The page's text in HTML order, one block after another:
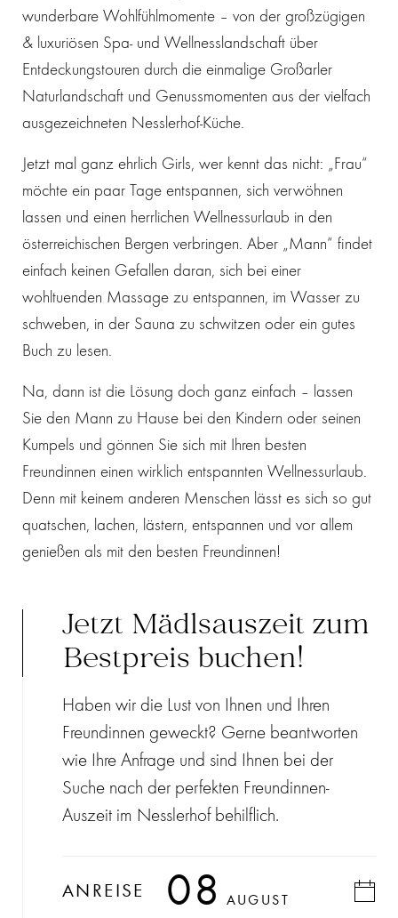
wunderbare Wohlfühlmomente – von der großzügigen
& luxuriösen Spa- und Wellnesslandschaft über
Entdeckungstouren durch die einmalige Großarler
Naturlandschaft und Genussmomenten aus der vielfach
ausgezeichneten Nesslerhof-Küche.
Jetzt mal ganz ehrlich Girls, wer kennt das nicht: „Frau“
möchte ein paar Tage entspannen, sich verwöhnen
lassen und einen herrlichen Wellnessurlaub in den
österreichischen Bergen verbringen. Aber „Mann“ findet
einfach keinen Gefallen daran, sich bei einer
wohltuenden Massage zu entspannen, im Wasser zu
schweben, in der Sauna zu schwitzen oder ein gutes
Buch zu lesen.
Na, dann ist die Lösung doch ganz einfach – lassen
Sie den Mann zu Hause bei den Kindern oder seinen
Kumpels und gönnen Sie sich mit Ihren besten
Freundinnen einen wirklich entspannten Wellnessurlaub.
Denn mit keinem anderen Menschen lässt es sich so gut
quatschen, lachen, lästern, entspannen und vor allem
genießen als mit den besten Freundinnen!
Jetzt Mädlsauszeit zum
Bestpreis buchen!
Haben wir die Lust von Ihnen und Ihren
Freundinnen geweckt? Gerne beantworten
wie Ihre Anfrage und sind Ihnen bei der
Suche nach der perfekten Freundinnen-
Auszeit im Nesslerhof behilflich.
ANREISE 08 AUGUST